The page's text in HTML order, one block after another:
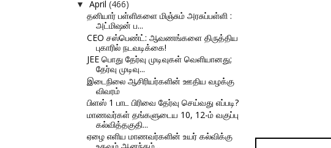
▼ April (466)
தனியார் பள்ளிகளை மிஞ்சும் அரசுப்பள்ளி :
அட்மிஷன் ப...
CEO சஸ்பெண்ட்: ஆவணங்களை திருத்திய
புகாரில் நடவடிக்கை!
JEE பொது தேர்வு முடிவுகள் வெளியானது;
தேர்வு முடிவு...
இடைநிலை ஆசிரியர்களின் ஊதிய வழக்கு
விவரம்
பிளஸ் 1 பாட பிரிவை தேர்வு செய்வது எப்படி?
மாணவர்கள் தங்களுடைய 10, 12-ம் வகுப்பு
கல்வித்தகுதி...
ஏழை எளிய மாணவர்களின் உயர் கல்விக்கு